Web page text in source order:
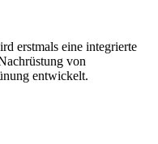
erstmals eine integrierte
von
entwickelt.